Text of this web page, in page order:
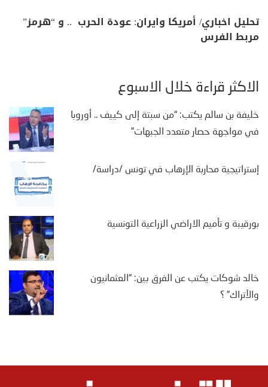
تحليل اخباري/ أمريكا وايران: عودة الحرب .. و “هرمز”
مربط الفرس
الأكثر قراءة خلال الأسبوع
خليفة بن سالم يكتب: “من سبتة إلى كييف .. أوروبا
في مواجهة حصار متعدد الجبهات”
إستراتيجية محاربة الإرهاب في تونس /دراسة/
بورقيبة و تأميم الاراضي الزراعية التونسية
خالد شوكات يكتب عن الفرق بين: “العثمانيون
والأتراك” ؟